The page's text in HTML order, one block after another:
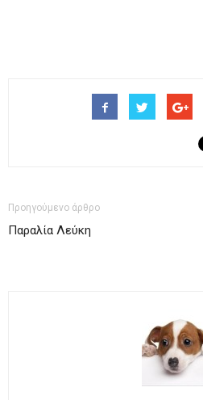
Προηγούμενο άρθρο
Παραλία Λεύκη